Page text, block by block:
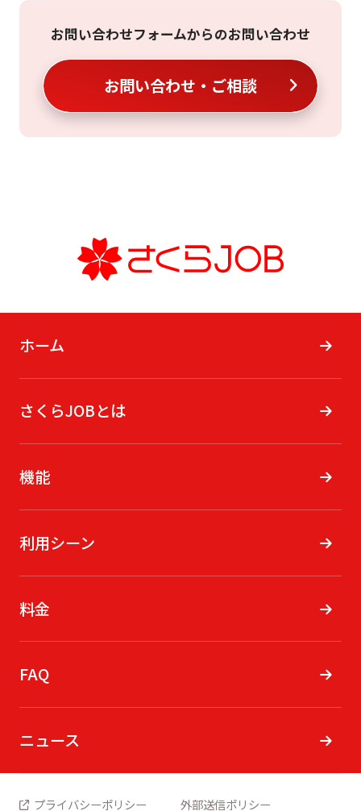
お問い合わせフォームからのお問い合わせ
お問い合わせ・ご相談
ホーム
さくらJOBとは
機能
利用シーン
料金
FAQ
ニュース
プライバシーポリシー
外部送信ポリシー